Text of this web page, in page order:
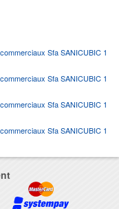
Sfa SANICUBIC 1
Sfa SANICUBIC 1
Sfa SANICUBIC 1
Sfa SANICUBIC 1